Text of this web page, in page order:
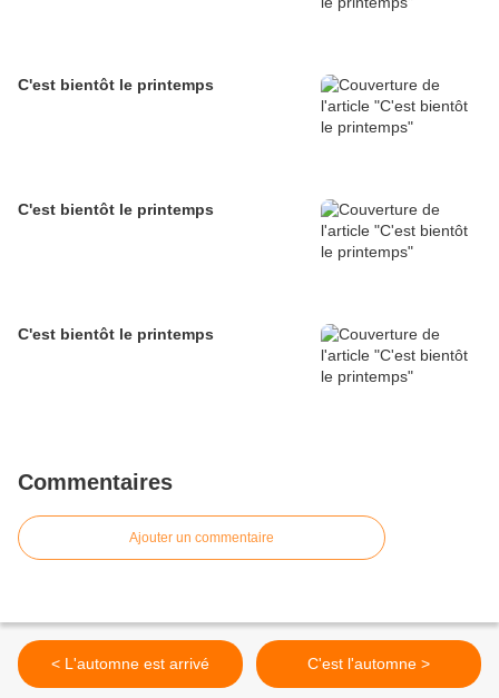
C'est bientôt le printemps
C'est bientôt le printemps
C'est bientôt le printemps
Commentaires
Ajouter un commentaire
< L'automne est arrivé C'est l'automne >